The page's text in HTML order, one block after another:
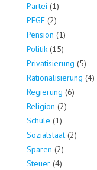
Partei (1)
PEGE (2)
Pension (1)
Politik (15)
Privatisierung (5)
Rationalisierung (4)
Regierung (6)
Religion (2)
Schule (1)
Sozialstaat (2)
Sparen (2)
Steuer (4)